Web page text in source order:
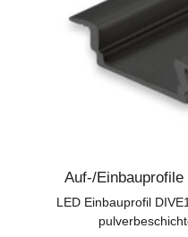
Auf-/
LED Einbauprofil